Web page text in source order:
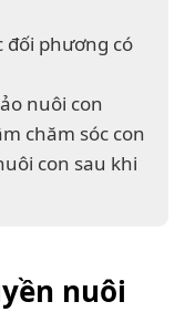
phương có
nuôi con
chăm sóc con
con sau khi
nuôi